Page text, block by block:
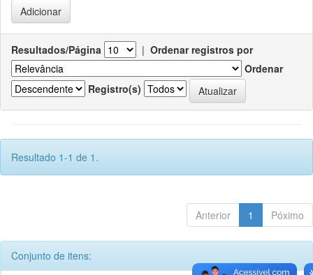
Resultados/Página | Ordenar registros por
Ordenar
Registro(s)
Resultado 1-1 de 1.
Anterior 1 Póximo
Conjunto de itens: